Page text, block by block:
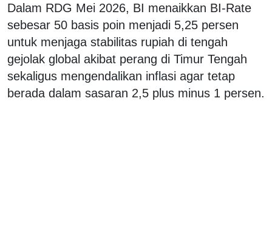
Dalam RDG Mei 2026, BI menaikkan BI-Rate
sebesar 50 basis poin menjadi 5,25 persen
untuk menjaga stabilitas rupiah di tengah
gejolak global akibat perang di Timur Tengah
sekaligus mengendalikan inflasi agar tetap
berada dalam sasaran 2,5 plus minus 1 persen.